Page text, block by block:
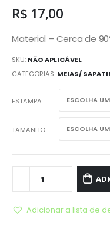
R$ 17,00
Material – Cerca de
SKU: NÃO APLICÁVEL
CATEGORIAS: MEIAS/
ESTAMPA
TAMANHO
Adicionar a lista de